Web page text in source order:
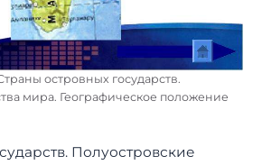
островных государств.
мира. Географическое положение